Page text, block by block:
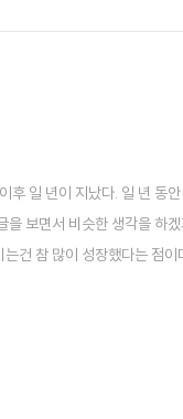
일 년이 지났다. 일 년 동
을 보면서 비슷한 생각을
건 참 많이 성장했다는 점